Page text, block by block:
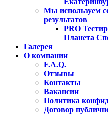
Мы используем
результатов
PRO
Планета
Галерея
О компании
F.A.Q.
Отзывы
Контакты
Вакансии
Политика
Договор